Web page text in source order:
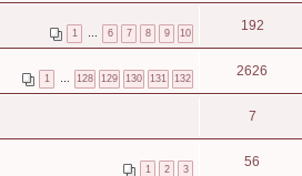
1 6 7 8 9 10 192
1 128 129 130 131 132 2626
7
1 2 3 56